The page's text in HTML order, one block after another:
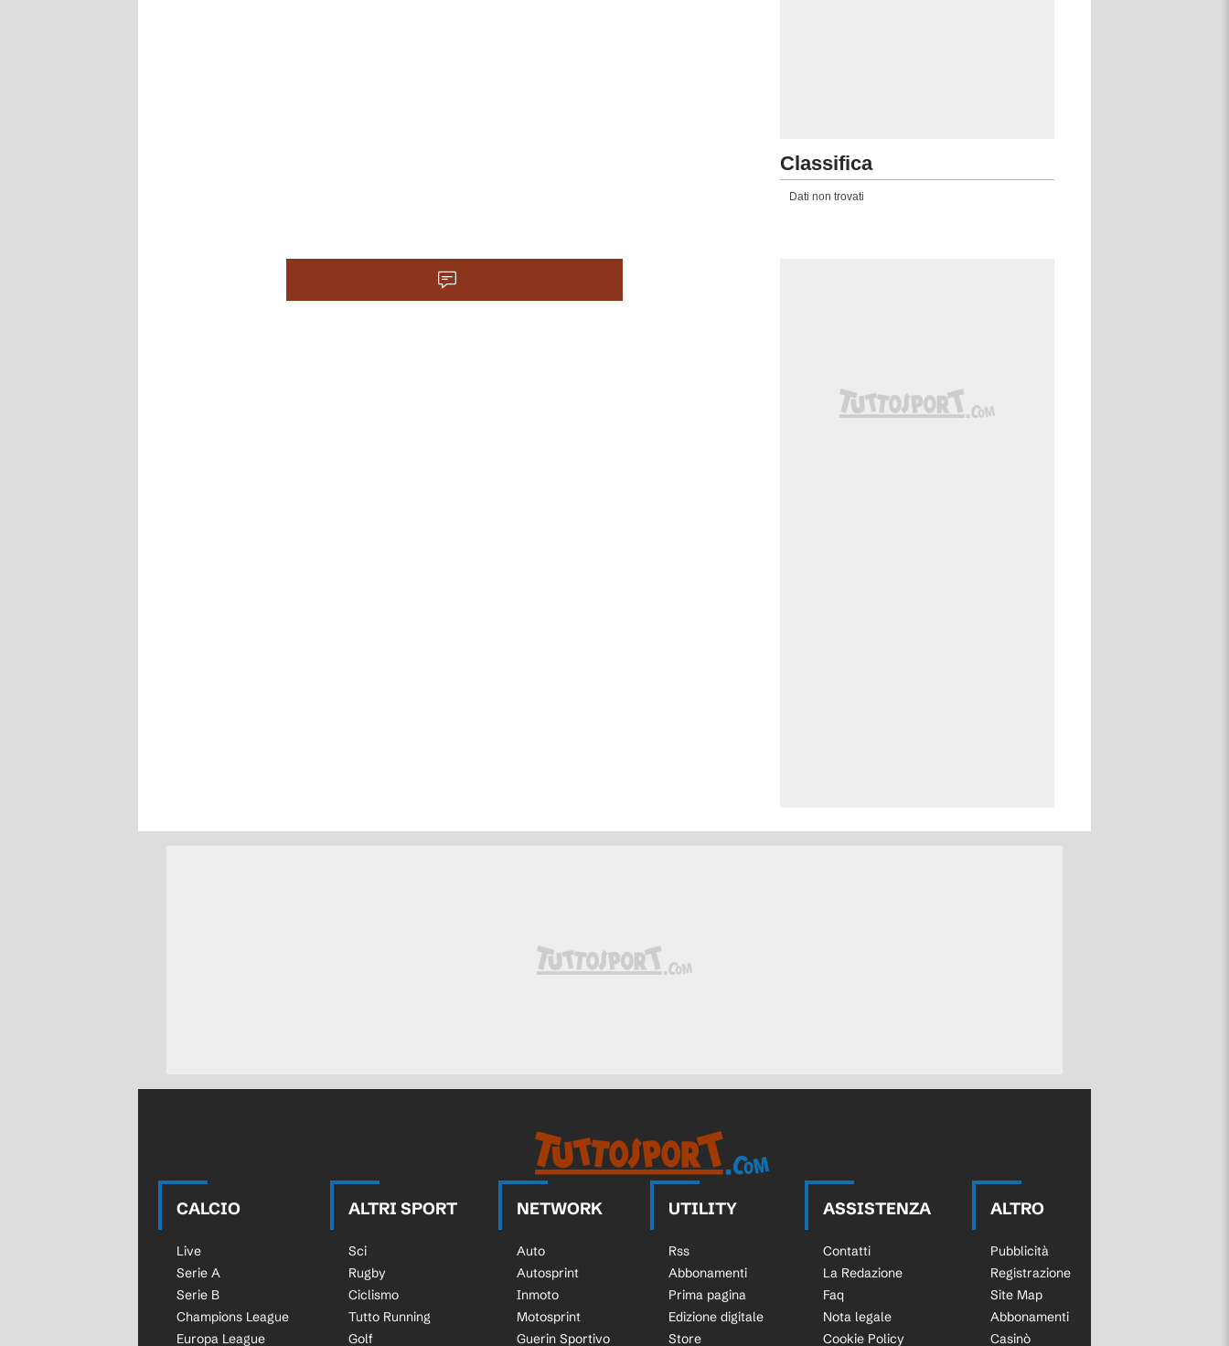
Classifica
Dati non trovati
CALCIO
Live
Serie A
Serie B
Champions League
Europa League
ALTRI SPORT
Sci
Rugby
Ciclismo
Tutto Running
Golf
NETWORK
Auto
Autosprint
Inmoto
Motosprint
Guerin Sportivo
UTILITY
Rss
Abbonamenti
Prima pagina
Edizione digitale
Store
ASSISTENZA
Contatti
La Redazione
Faq
Nota legale
Cookie Policy
ALTRO
Pubblicità
Registrazione
Site Map
Abbonamenti
Casinò